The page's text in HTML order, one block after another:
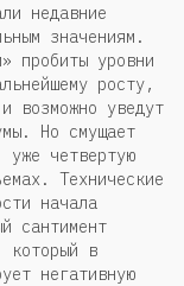
недавние
значениям.
пробиты уровни
росту,
возможно уведут
Но смущает
уже четвертую
Технические
начала
сантимент
который в
негативную